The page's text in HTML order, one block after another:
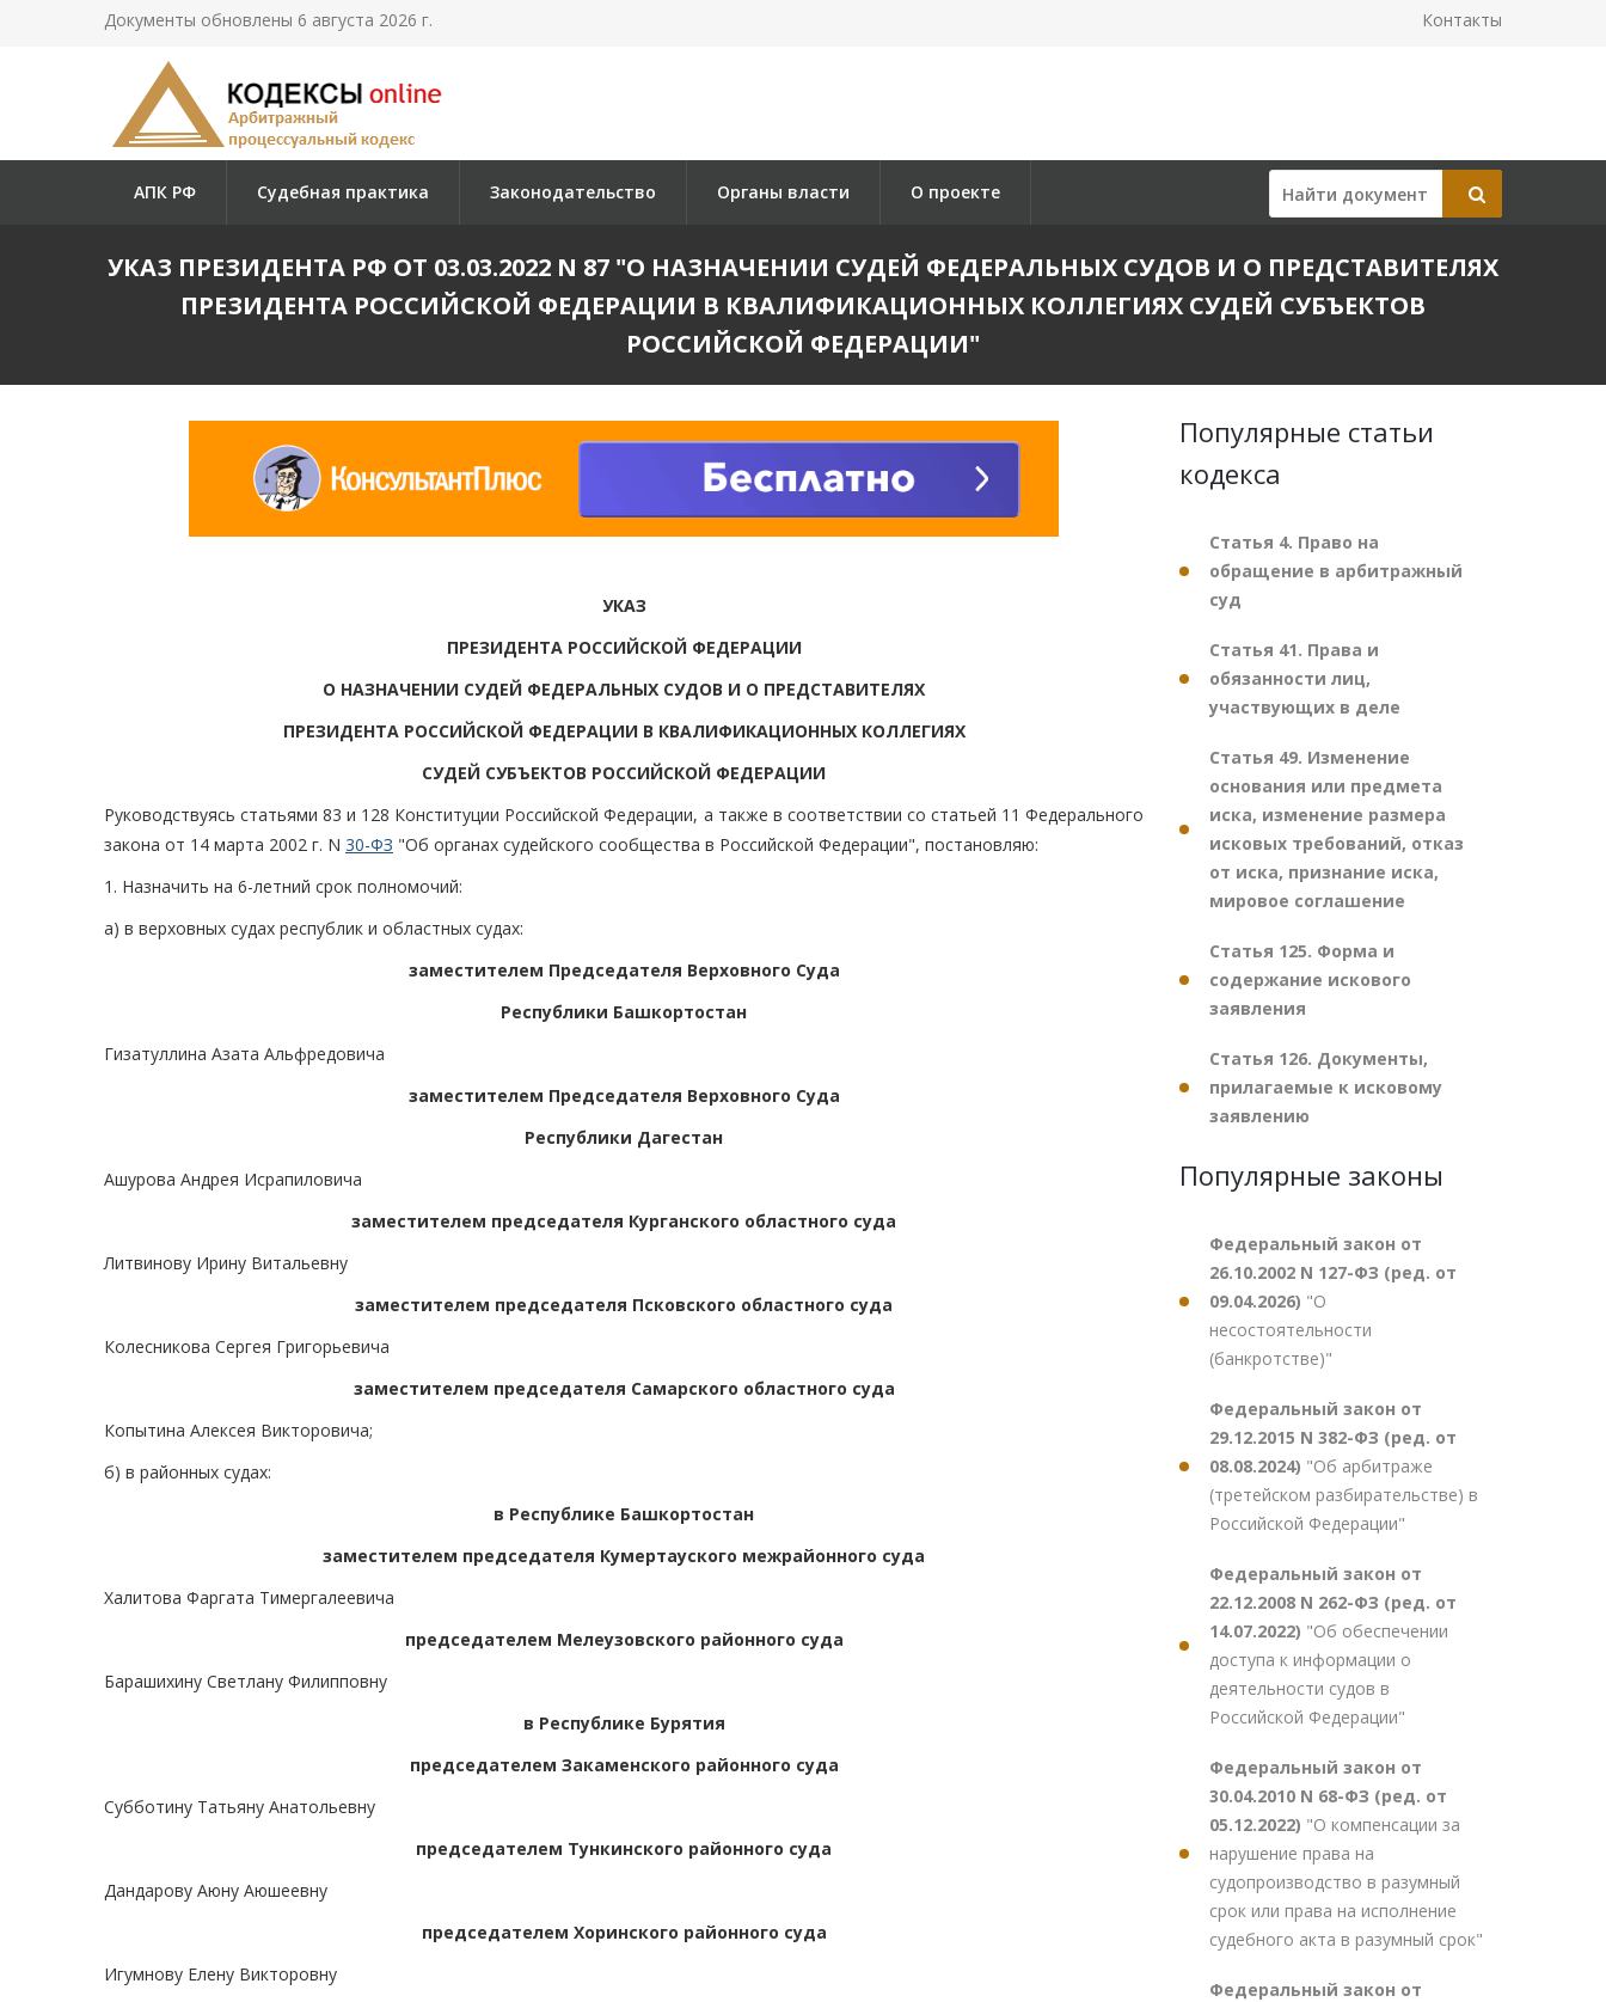
Документы обновлены 6 августа 2026 г. Контакты
АПК РФ Судебная практика Законодательство Органы власти О проекте
УКАЗ ПРЕЗИДЕНТА РФ ОТ 03.03.2022 N 87 "О НАЗНАЧЕНИИ СУДЕЙ ФЕДЕРАЛЬНЫХ СУДОВ И О ПРЕДСТАВИТЕЛЯХ
ПРЕЗИДЕНТА РОССИЙСКОЙ ФЕДЕРАЦИИ В КВАЛИФИКАЦИОННЫХ КОЛЛЕГИЯХ СУДЕЙ СУБЪЕКТОВ
РОССИЙСКОЙ ФЕДЕРАЦИИ"
УКАЗ
ПРЕЗИДЕНТА РОССИЙСКОЙ ФЕДЕРАЦИИ
О НАЗНАЧЕНИИ СУДЕЙ ФЕДЕРАЛЬНЫХ СУДОВ И О ПРЕДСТАВИТЕЛЯХ
ПРЕЗИДЕНТА РОССИЙСКОЙ ФЕДЕРАЦИИ В КВАЛИФИКАЦИОННЫХ КОЛЛЕГИЯХ
СУДЕЙ СУБЪЕКТОВ РОССИЙСКОЙ ФЕДЕРАЦИИ
Руководствуясь статьями 83 и 128 Конституции Российской Федерации, а также в соответствии со статьей 11 Федерального
закона от 14 марта 2002 г. N 30-ФЗ "Об органах судейского сообщества в Российской Федерации", постановляю:
1. Назначить на 6-летний срок полномочий:
а) в верховных судах республик и областных судах:
заместителем Председателя Верховного Суда
Республики Башкортостан
Гизатуллина Азата Альфредовича
заместителем Председателя Верховного Суда
Республики Дагестан
Ашурова Андрея Исрапиловича
заместителем председателя Курганского областного суда
Литвинову Ирину Витальевну
заместителем председателя Псковского областного суда
Колесникова Сергея Григорьевича
заместителем председателя Самарского областного суда
Копытина Алексея Викторовича;
б) в районных судах:
в Республике Башкортостан
заместителем председателя Кумертауского межрайонного суда
Халитова Фаргата Тимергалеевича
председателем Мелеузовского районного суда
Барашихину Светлану Филипповну
в Республике Бурятия
председателем Закаменского районного суда
Субботину Татьяну Анатольевну
председателем Тункинского районного суда
Дандарову Аюну Аюшеевну
председателем Хоринского районного суда
Игумнову Елену Викторовну
Популярные статьи
кодекса
Статья 4. Право на
обращение в арбитражный
суд
Статья 41. Права и
обязанности лиц,
участвующих в деле
Статья 49. Изменение
основания или предмета
иска, изменение размера
исковых требований, отказ
от иска, признание иска,
мировое соглашение
Статья 125. Форма и
содержание искового
заявления
Статья 126. Документы,
прилагаемые к исковому
заявлению
Популярные законы
Федеральный закон от
26.10.2002 N 127-ФЗ (ред. от
09.04.2026) "О
несостоятельности
(банкротстве)"
Федеральный закон от
29.12.2015 N 382-ФЗ (ред. от
08.08.2024) "Об арбитраже
(третейском разбирательстве) в
Российской Федерации"
Федеральный закон от
22.12.2008 N 262-ФЗ (ред. от
14.07.2022) "Об обеспечении
доступа к информации о
деятельности судов в
Российской Федерации"
Федеральный закон от
30.04.2010 N 68-ФЗ (ред. от
05.12.2022) "О компенсации за
нарушение права на
судопроизводство в разумный
срок или права на исполнение
судебного акта в разумный срок"
Федеральный закон от